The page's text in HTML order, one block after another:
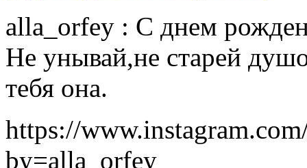
alla_orfey : С днем
Не унывай,не старей
тебя она.
https://
by=alla_orfey